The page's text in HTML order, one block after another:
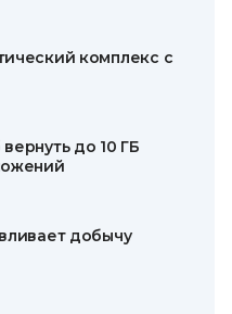
комплекс с
до 10 ГБ
добычу